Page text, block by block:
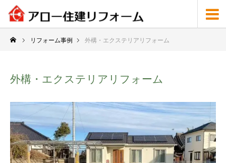
リフォーム事例 外構・エクステリアリフォーム
外構・エクステリアリフォーム